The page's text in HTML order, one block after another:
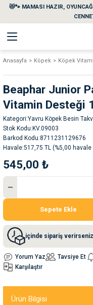
😻🐾 MAMASI HAZIR,
Geri
Geri
Temizlik Ürünleri
Geri
Geri
Geri
Geri
Anasayfa Köpek Köpek
Beaphar Junior
Vitamin Desteği
Kategori Yavru Köpek Besin
Stok Kodu KV.09003
Barkod Kodu 8711231129676
Havale 517,75 TL (%5,00
545,00 ₺
Sepete Ekle
içinde sipariş
Yorum Yaz Tavsiye Et
Karşılaştır
Ürün Bilgisi